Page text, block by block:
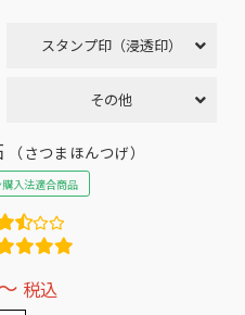
スタンプ印（浸透印）
その他
（さつまほんつげ）
購入法適合商品
税込